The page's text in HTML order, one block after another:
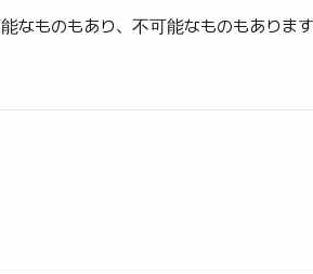
なものもあり、不可能なものもありま